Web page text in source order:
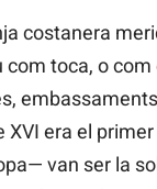
costanera
com toca, o com
XVI era el
van ser la